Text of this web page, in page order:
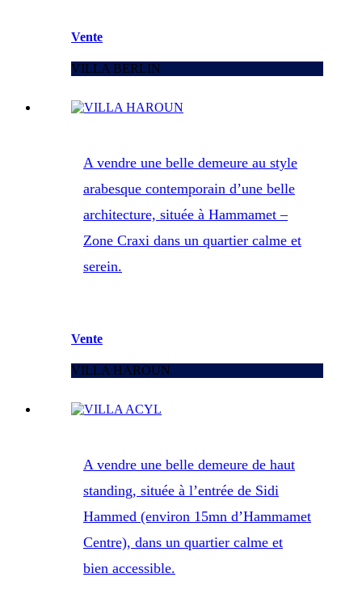
Vente
VILLA BERLIN
A vendre une belle demeure au style
arabesque contemporain d’une belle
architecture, située à Hammamet –
Zone Craxi dans un quartier calme et
serein.
Vente
VILLA HAROUN
A vendre une belle demeure de haut
standing, située à l’entrée de Sidi
Hammed (environ 15mn d’Hammamet
Centre), dans un quartier calme et
bien accessible.